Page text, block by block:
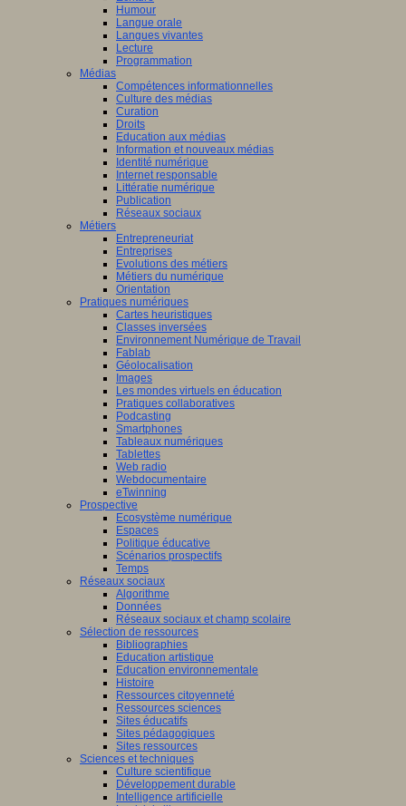
Humour
Langue orale
Langues vivantes
Lecture
Programmation
Médias
Compétences informationnelles
Culture des médias
Curation
Droits
Education aux médias
Information et nouveaux médias
Identité numérique
Internet responsable
Littératie numérique
Publication
Réseaux sociaux
Métiers
Entrepreneuriat
Entreprises
Evolutions des métiers
Métiers du numérique
Orientation
Pratiques numériques
Cartes heuristiques
Classes inversées
Environnement Numérique de Travail
Fablab
Géolocalisation
Images
Les mondes virtuels en éducation
Pratiques collaboratives
Podcasting
Smartphones
Tableaux numériques
Tablettes
Web radio
Webdocumentaire
eTwinning
Prospective
Ecosystème numérique
Espaces
Politique éducative
Scénarios prospectifs
Temps
Réseaux sociaux
Algorithme
Données
Réseaux sociaux et champ scolaire
Sélection de ressources
Bibliographies
Education artistique
Education environnementale
Histoire
Ressources citoyenneté
Ressources sciences
Sites éducatifs
Sites pédagogiques
Sites ressources
Sciences et techniques
Culture scientifique
Développement durable
Intelligence artificielle